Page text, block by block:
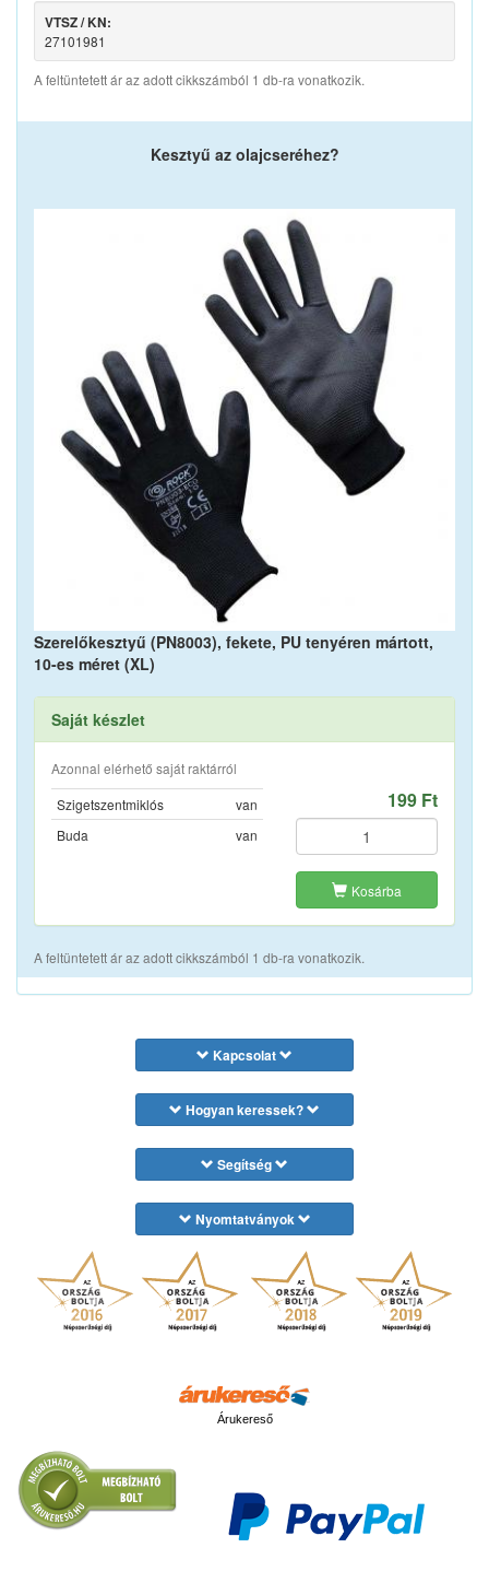
VTSZ / KN:
27101981
A feltüntetett ár az adott cikkszámból 1 db-ra vonatkozik.
Kesztyű az olajcseréhez?
Szerelőkesztyű (PN8003), fekete, PU tenyéren mártott,
10-es méret (XL)
Saját készlet
Azonnal elérhető saját raktárról
Szigetszentmiklós
van
Buda
van
199 Ft
Kosárba
A feltüntetett ár az adott cikkszámból 1 db-ra vonatkozik.
Kapcsolat
Hogyan keressek?
Segítség
Nyomtatványok
Árukereső